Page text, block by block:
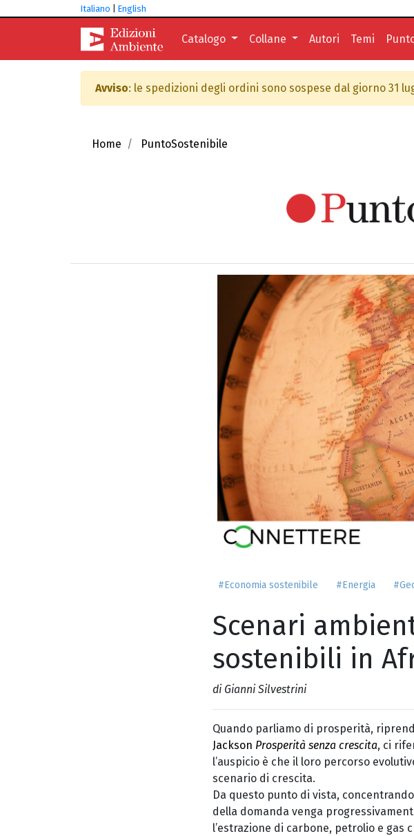
Italiano English
Catalogo Collane Autori Temi
Avviso: le spedizioni degli ordini sono sospese dal giorno 31
Home PuntoSostenibile
#Economia sostenibile #Energia
Scenari
sostenibili in
di Gianni Silvestrini
Quando parliamo di prosperità,
Jackson Prosperità senza crescita, ci
l’auspicio è che il loro percorso
scenario di crescita.
Da questo punto di vista,
della domanda venga
l’estrazione di carbone, petrolio e gas